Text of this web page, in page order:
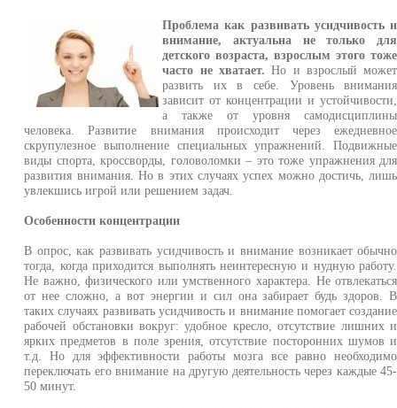
Проблема как развивать усидчивость и
внимание, актуальна не только для
детского возраста, взрослым этого тоже
часто не хватает. Но и взрослый может
развить их в себе. Уровень внимания
зависит от концентрации и устойчивости,
а также от уровня самодисциплины
человека. Развитие внимания происходит через ежедневное
скрупулезное выполнение специальных упражнений. Подвижные
виды спорта, кроссворды, головоломки – это тоже упражнения для
развития внимания. Но в этих случаях успех можно достичь, лишь
увлекшись игрой или решением задач.
Особенности концентрации
В опрос, как развивать усидчивость и внимание возникает обычно
тогда, когда приходится выполнять неинтересную и нудную работу.
Не важно, физического или умственного характера. Не отвлекаться
от нее сложно, а вот энергии и сил она забирает будь здоров. В
таких случаях развивать усидчивость и внимание помогает создание
рабочей обстановки вокруг: удобное кресло, отсутствие лишних и
ярких предметов в поле зрения, отсутствие посторонних шумов и
т.д. Но для эффективности работы мозга все равно необходимо
переключать его внимание на другую деятельность через каждые 45-
50 минут.